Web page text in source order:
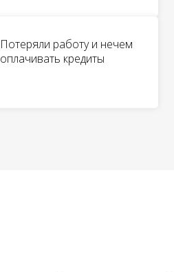
Потеряли работу и нечем
оплачивать кредиты